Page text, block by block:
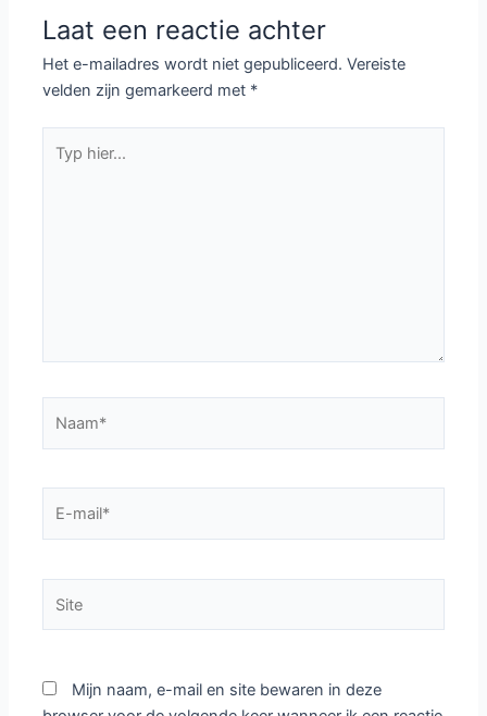
Laat een reactie achter
Het e-mailadres wordt niet gepubliceerd. Vereiste
velden zijn gemarkeerd met *
hier...
mail*
Mijn naam, e-mail en site bewaren in deze